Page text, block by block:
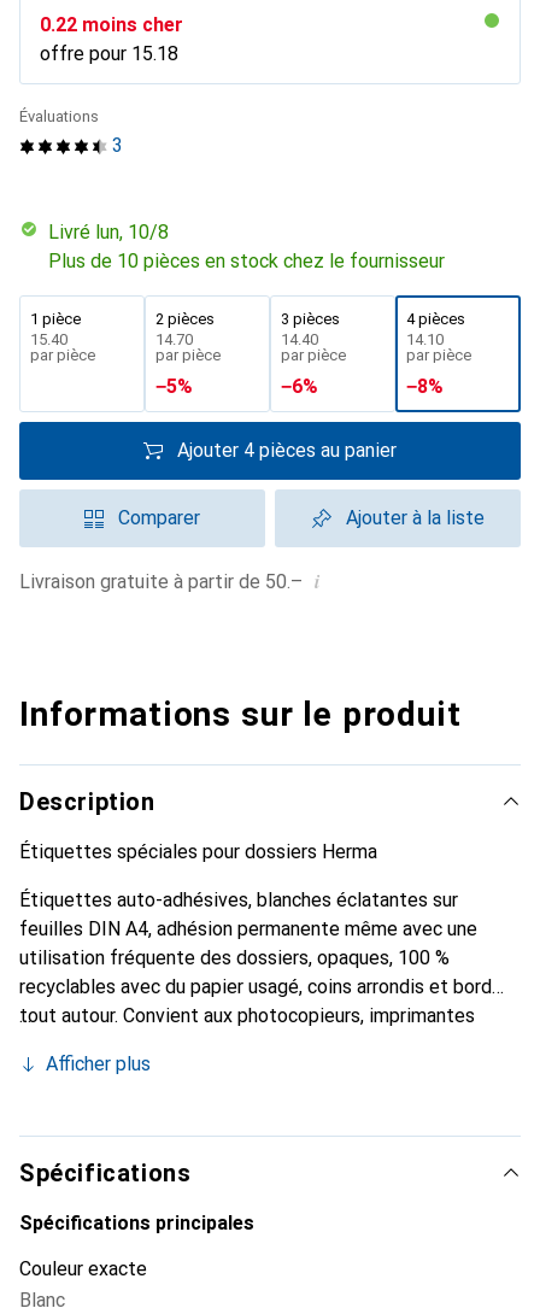
CHF
0.22 moins cher
offre pour CHF
15.18
3
Évaluations
Livré lun, 10/8
Plus de 10 pièces en stock chez le fournisseur
1 pièce
CHF
15.40
par pièce
2 pièces
CHF
14.70
par pièce
−5%
3 pièces
CHF
14.40
par pièce
−6%
4 pièces
CHF
14.10
par pièce
−8%
Ajouter 4 pièces au panier
Comparer Ajouter à la liste
Livraison gratuite à partir de 50.– i
Informations sur le produit
Description
Étiquettes spéciales pour dossiers Herma
Étiquettes auto-adhésives, blanches éclatantes sur
feuilles DIN A4, adhésion permanente même avec une
utilisation fréquente des dossiers, opaques, 100 %
recyclables avec du papier usagé, coins arrondis et bord
tout autour. Convient aux photocopieurs, imprimantes
et appareils multifonctions. Certificat : PEFC.
Afficher plus
Spécifications
Spécifications principales
Couleur exacte
Blanc